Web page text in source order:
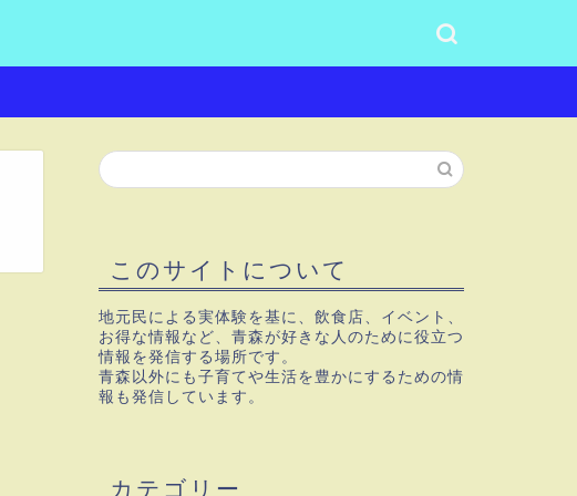
このサイトについて
地元民による実体験を基に、飲食店、イベント、
お得な情報など、青森が好きな人のために役立つ
情報を発信する場所です。
青森以外にも子育てや生活を豊かにするための情
報も発信しています。
カテゴリー